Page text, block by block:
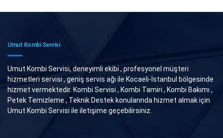
Umut Kombi Servisi
Umut Kombi Servisi, deneyimli ekibi , profesyonel müşteri
hizmetleri servisi , geniş servis ağı ile Kocaeli-İstanbul bölgesinde
hizmet vermektedir. Kombi Servisi , Kombi Tamiri , Kombi Bakımı ,
Petek Temizleme , Teknik Destek konularında hizmet almak için
Umut Kombi Servisi ile iletişime geçebilirsiniz.